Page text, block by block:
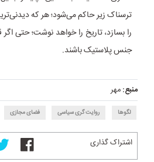
ترسناک زیر حاکم می‌شود؛ هر که
را بسازد، تاریخ را خواهد نوشت؛ حتی
جنس پلاستیک باشند.
منبع:مهر
لگوها روایت گری سیاسی فضای مجازی
اشتراک گذاری